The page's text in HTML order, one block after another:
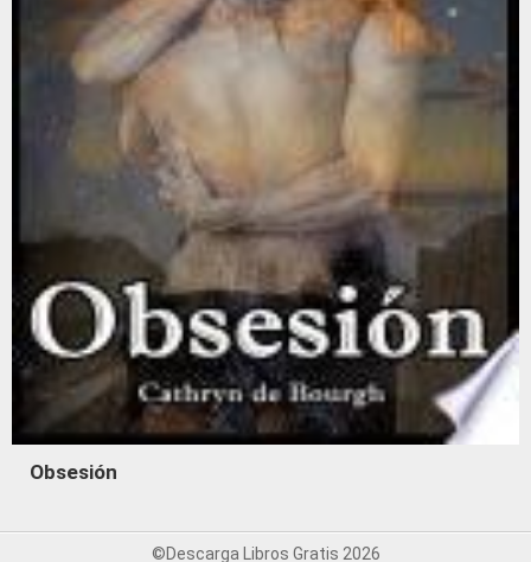
Obsesión
©Descarga Libros Gratis 2026